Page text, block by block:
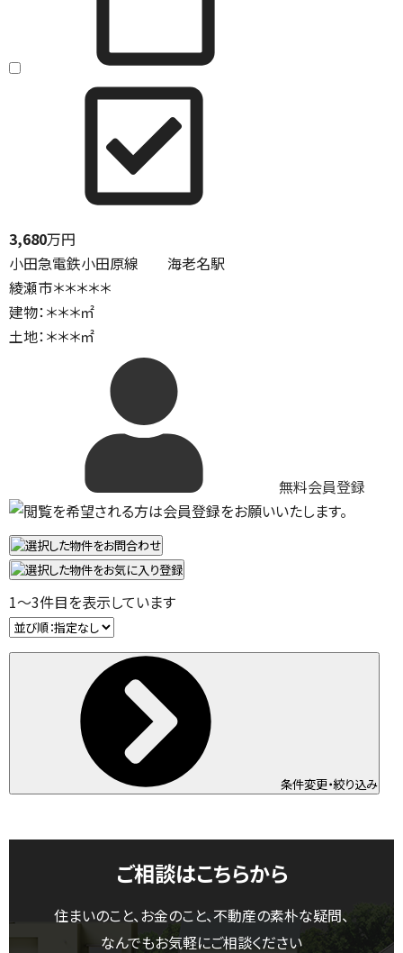
3,680万円
小田急電鉄小田原線 海老名駅
綾瀬市＊＊＊＊＊
建物：＊＊＊㎡
土地：＊＊＊㎡
無料会員登録
1～3件目を表示しています
条件変更・絞り込み
ご相談はこちらから
住まいのこと、お金のこと、不動産の素朴な疑問、
なんでもお気軽にご相談ください